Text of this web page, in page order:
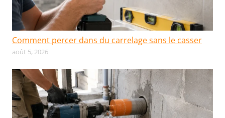
Comment percer dans du carrelage sans le casser
août 5, 2026